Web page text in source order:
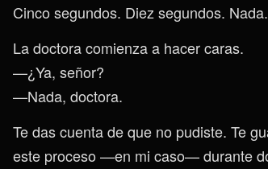
Cinco segundos. Diez segundos. Nada.
La doctora comienza a hacer caras.
—¿Ya, señor?
—Nada, doctora.
Te das cuenta de que no pudiste. Te
este proceso —en mi caso— durante